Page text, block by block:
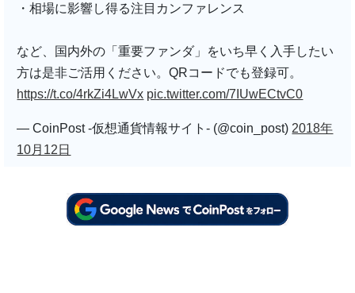
・相場に影響し得る注目カンファレンス
など、国内外の「重要ファンダ」をいち早く入手したい
方は是非ご活用ください。QRコードでも登録可。
https://t.co/4rkZi4LwVx pic.twitter.com/7IUwECtvC0
— CoinPost -仮想通貨情報サイト- (@coin_post) 2018年
10月12日